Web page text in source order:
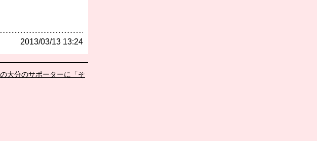
2013/03/13 13:24
大分のサポーターに「そ